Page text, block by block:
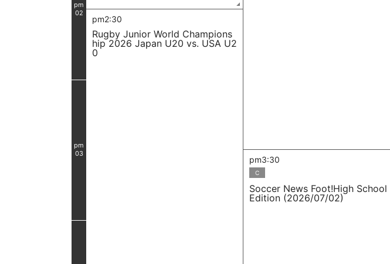
pm
02
pm2:30
Rugby Junior World Champions
hip 2026 Japan U20 vs. USA U2
0
pm
03
pm3:30
C
Soccer News Foot!High School
Edition (2026/07/02)